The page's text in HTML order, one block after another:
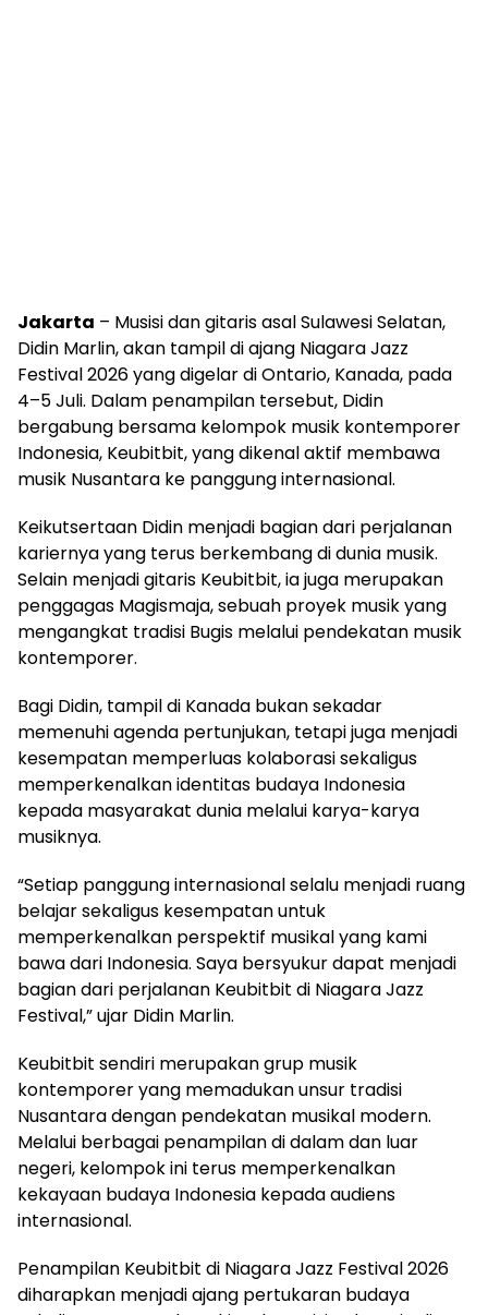
Jakarta – Musisi dan gitaris asal Sulawesi Selatan,
Didin Marlin, akan tampil di ajang Niagara Jazz
Festival 2026 yang digelar di Ontario, Kanada, pada
4–5 Juli. Dalam penampilan tersebut, Didin
bergabung bersama kelompok musik kontemporer
Indonesia, Keubitbit, yang dikenal aktif membawa
musik Nusantara ke panggung internasional.
Keikutsertaan Didin menjadi bagian dari perjalanan
kariernya yang terus berkembang di dunia musik.
Selain menjadi gitaris Keubitbit, ia juga merupakan
penggagas Magismaja, sebuah proyek musik yang
mengangkat tradisi Bugis melalui pendekatan musik
kontemporer.
Bagi Didin, tampil di Kanada bukan sekadar
memenuhi agenda pertunjukan, tetapi juga menjadi
kesempatan memperluas kolaborasi sekaligus
memperkenalkan identitas budaya Indonesia
kepada masyarakat dunia melalui karya-karya
musiknya.
“Setiap panggung internasional selalu menjadi ruang
belajar sekaligus kesempatan untuk
memperkenalkan perspektif musikal yang kami
bawa dari Indonesia. Saya bersyukur dapat menjadi
bagian dari perjalanan Keubitbit di Niagara Jazz
Festival,” ujar Didin Marlin.
Keubitbit sendiri merupakan grup musik
kontemporer yang memadukan unsur tradisi
Nusantara dengan pendekatan musikal modern.
Melalui berbagai penampilan di dalam dan luar
negeri, kelompok ini terus memperkenalkan
kekayaan budaya Indonesia kepada audiens
internasional.
Penampilan Keubitbit di Niagara Jazz Festival 2026
diharapkan menjadi ajang pertukaran budaya